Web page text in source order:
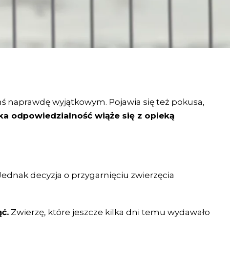
naprawdę wyjątkowym. Pojawia się też pokusa,
odpowiedzialność wiąże się z opieką
decyzja o przygarnięciu zwierzęcia
Zwierzę, które jeszcze kilka dni temu wydawało